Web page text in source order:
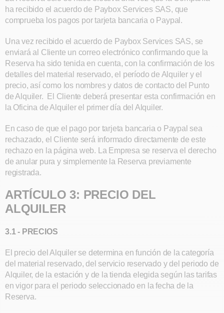
ha recibido el acuerdo de Paybox Services SAS, que
comprueba los pagos por tarjeta bancaria o Paypal.
Una vez recibido el acuerdo de Paybox Services SAS, se
enviará al Cliente un correo electrónico confirmando que la
Reserva ha sido tenida en cuenta, con la confirmación de los
detalles del material reservado, el período de Alquiler y el
precio, así como los nombres y datos de contacto del Punto
de Alquiler. El Cliente deberá presentar esta confirmación en
la Oficina de Alquiler el primer día del Alquiler.
En caso de que el pago por tarjeta bancaria o Paypal sea
rechazado, el Cliente será informado directamente de este
rechazo en la página web. La Empresa se reserva el derecho
de anular pura y simplemente la Reserva previamente
registrada.
ARTÍCULO 3: PRECIO DEL
ALQUILER
3.1 - PRECIOS
El precio del Alquiler se determina en función de la categoría
del material reservado, del servicio reservado y del periodo de
Alquiler, de la estación y de la tienda elegida según las tarifas
en vigor para el periodo seleccionado en la fecha de la
Reserva.